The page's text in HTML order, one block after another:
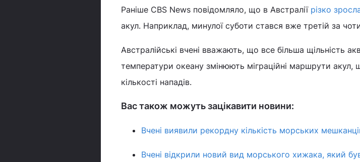
Раніше CBS News повідомляло, що в Австралії різко
акул. Наприклад, минулої суботи стався вже третій за
Австралійські вчені вважають, що все більша щільність
температури океану змінюють міграційні маршрути
кількості нападів.
Вас також можуть зацікавити новини:
Вчені виявили рекордну кількість морських
Вчені відкрили новий вид морського хижака, який був